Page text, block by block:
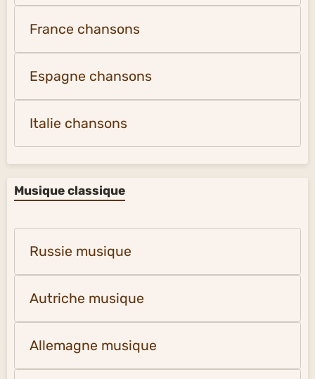
France chansons
Espagne chansons
Italie chansons
Musique classique
Russie musique
Autriche musique
Allemagne musique